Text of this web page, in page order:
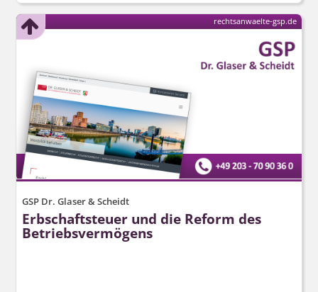
GSP Dr. Glaser & Scheidt
Erbschaftsteuer und die Reform des
Betriebsvermögens
rechtsanwaelte-gsp.de